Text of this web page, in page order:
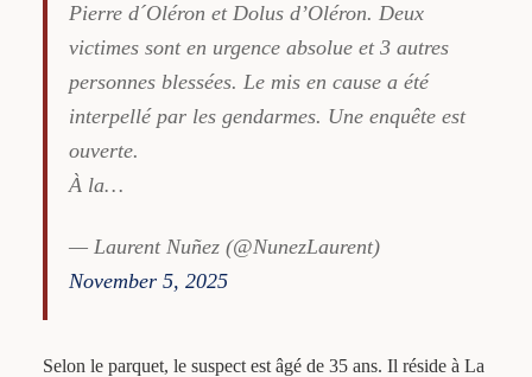
Pierre d´Oléron et Dolus d’Oléron. Deux
victimes sont en urgence absolue et 3 autres
personnes blessées. Le mis en cause a été
interpellé par les gendarmes. Une enquête est
ouverte.
À la…
— Laurent Nuñez (@NunezLaurent)
November 5, 2025
Selon le parquet, le suspect est âgé de 35 ans. Il réside à La